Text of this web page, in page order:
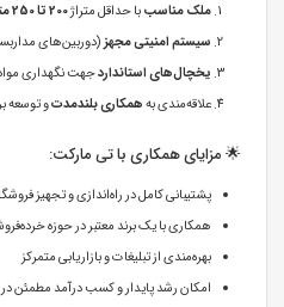
ملک مناسببا حداقل متراژ200 تا 250 متر مربع
سیستم امنیتی مجهز(دوربین‌های
یخچال‌های استانداردجهت نگهداری
علاقه‌مندی بههمکاری بلندمدتو توسعه
🌟 مزایای همکاری با تی مارکت:
پشتیبانی کامل در راه‌اندازی و تجهیز
همکاری با یک برند معتبر در حوزه
بهره‌مندی از تبلیغات و بازاریابی متمرکز
امکان رشد پایدار و کسب درآمد مطمئن